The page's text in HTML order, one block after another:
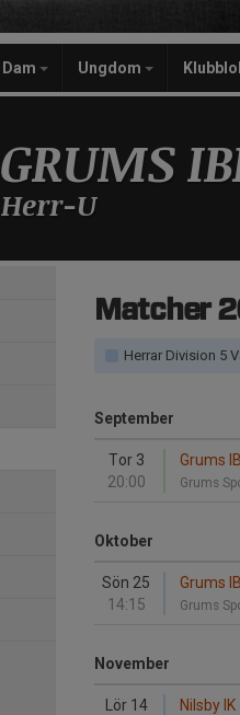
Dam Ungdom
GRUMS
Herr-U
Matcher
Herrar Division 5
September
Tor 3
20:00
Grums
Grums
Oktober
Sön 25
14:15
Grums
Grums
November
Lör 14
Nilsby